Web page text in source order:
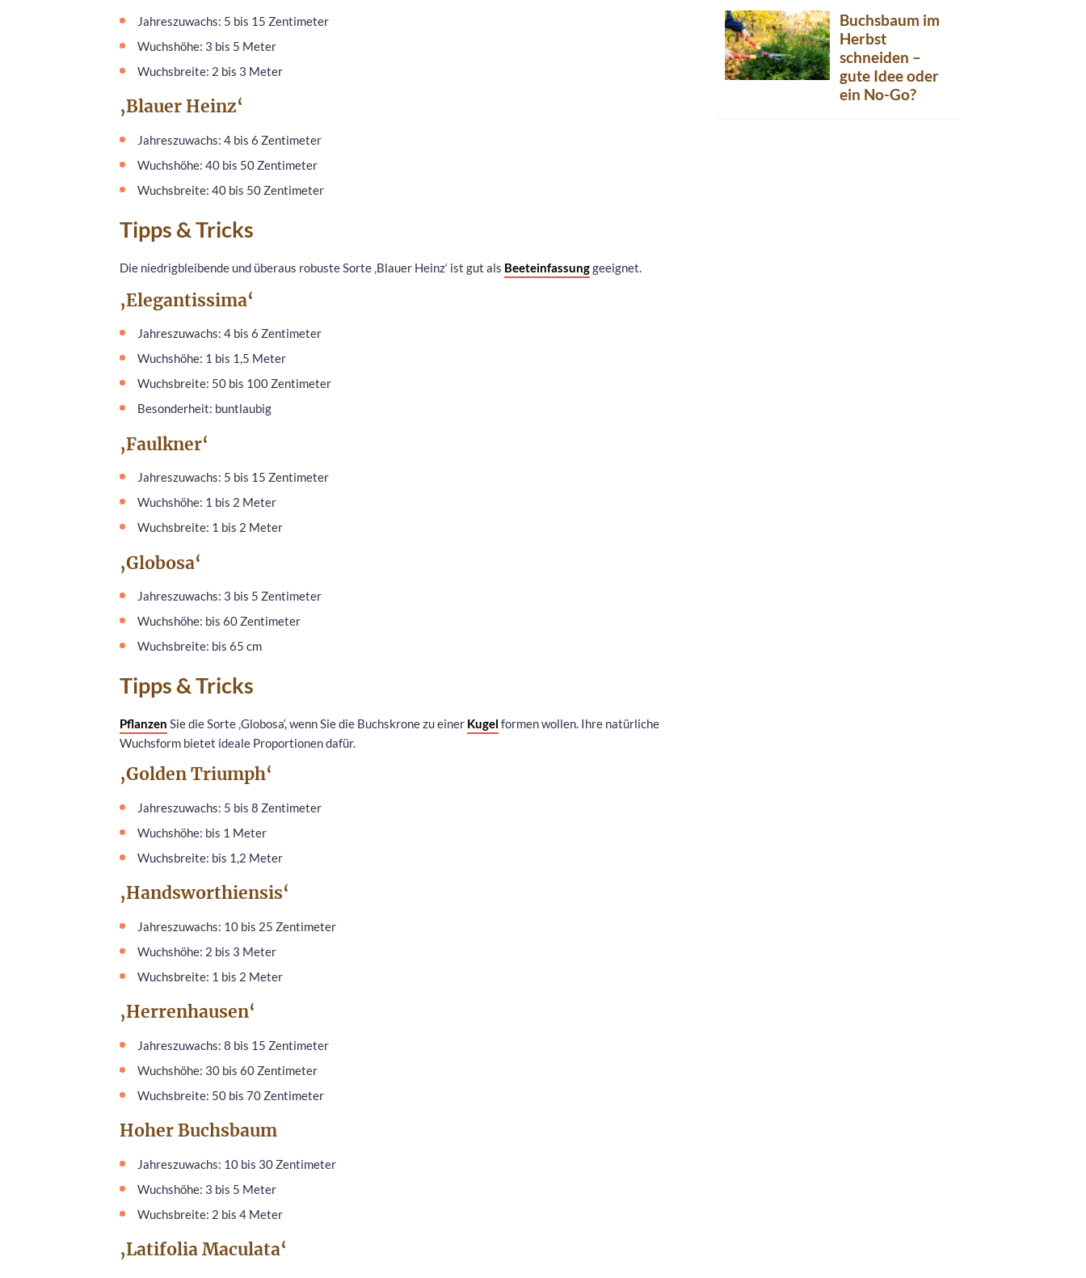
Jahreszuwachs: 5 bis 15 Zentimeter
Wuchshöhe: 3 bis 5 Meter
Wuchsbreite: 2 bis 3 Meter
‚Blauer Heinz‘
Jahreszuwachs: 4 bis 6 Zentimeter
Wuchshöhe: 40 bis 50 Zentimeter
Wuchsbreite: 40 bis 50 Zentimeter
Tipps & Tricks
Die niedrigbleibende und überaus robuste Sorte ‚Blauer Heinz‘ ist gut als Beeteinfassunggeeignet.
‚Elegantissima‘
Jahreszuwachs: 4 bis 6 Zentimeter
Wuchshöhe: 1 bis 1,5 Meter
Wuchsbreite: 50 bis 100 Zentimeter
Besonderheit: buntlaubig
‚Faulkner‘
Jahreszuwachs: 5 bis 15 Zentimeter
Wuchshöhe: 1 bis 2 Meter
Wuchsbreite: 1 bis 2 Meter
‚Globosa‘
Jahreszuwachs: 3 bis 5 Zentimeter
Wuchshöhe: bis 60 Zentimeter
Wuchsbreite: bis 65 cm
Tipps & Tricks
Pflanzen Sie die Sorte ‚Globosa‘, wenn Sie die Buchskrone zu einer Kugel formen wollen. Ihre natürliche
Wuchsform bietet ideale Proportionen dafür.
‚Golden Triumph‘
Jahreszuwachs: 5 bis 8 Zentimeter
Wuchshöhe: bis 1 Meter
Wuchsbreite: bis 1,2 Meter
‚Handsworthiensis‘
Jahreszuwachs: 10 bis 25 Zentimeter
Wuchshöhe: 2 bis 3 Meter
Wuchsbreite: 1 bis 2 Meter
‚Herrenhausen‘
Jahreszuwachs: 8 bis 15 Zentimeter
Wuchshöhe: 30 bis 60 Zentimeter
Wuchsbreite: 50 bis 70 Zentimeter
Hoher Buchsbaum
Jahreszuwachs: 10 bis 30 Zentimeter
Wuchshöhe: 3 bis 5 Meter
Wuchsbreite: 2 bis 4 Meter
‚Latifolia Maculata‘
Buchsbaum im
Herbst
schneiden –
gute Idee oder
ein No-Go?